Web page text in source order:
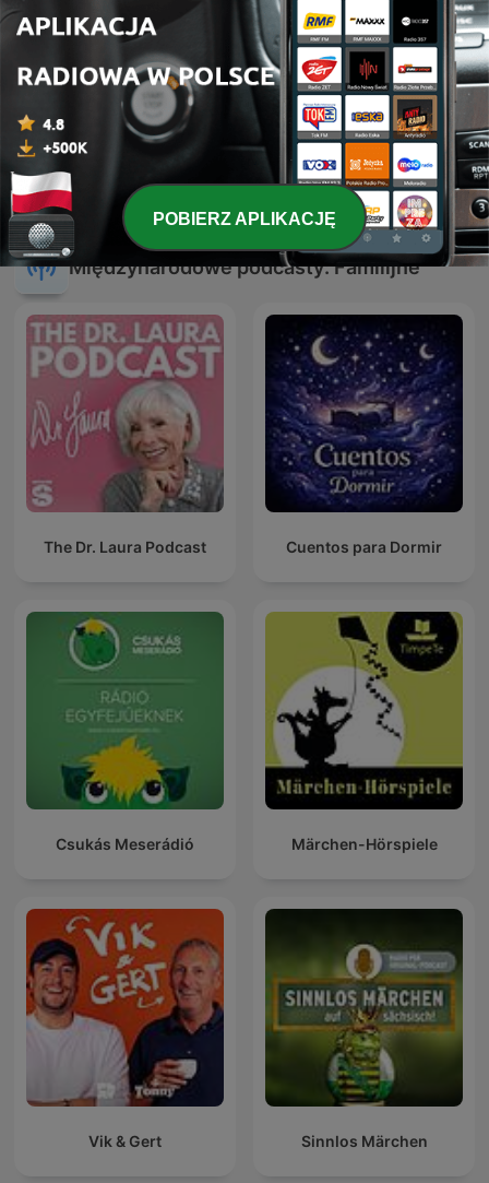
Słoń bajka dla dzieci
Bajki dla Naszka
[PODCAST]
Międzynarodowe podcasty: Familijne
The Dr. Laura Podcast Cuentos para Dormir
Csukás Meserádió Märchen-Hörspiele
Vik & Gert Sinnlos Märchen
POBIERZ APLIKACJĘ